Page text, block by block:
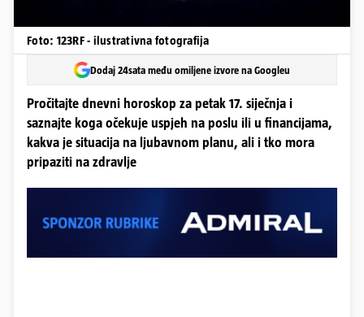
Foto: 123RF - ilustrativna fotografija
Dodaj 24sata među omiljene izvore na Googleu
Pročitajte dnevni horoskop za petak 17. siječnja i
saznajte koga očekuje uspjeh na poslu ili u financijama,
kakva je situacija na ljubavnom planu, ali i tko mora
pripaziti na zdravlje